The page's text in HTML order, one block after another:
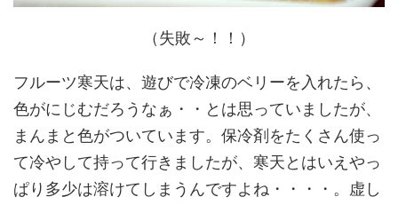
（失敗～！！）
フルーツ寒天は、遊びで冷凍のベリーを入れたら、
色がにじむだろうなぁ・・とは思っていましたが、
まんまと色がついています。保冷剤をたくさん使っ
て冷やして持って行きましたが、寒天とはいえやっ
ぱり多少は溶けてしまうんですよね・・・・。虚し